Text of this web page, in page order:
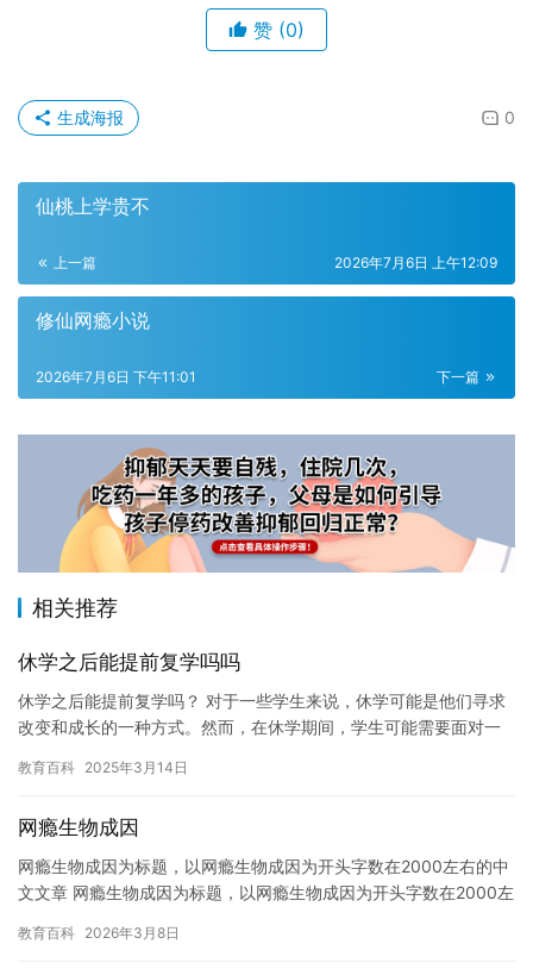
赞 (0)
0
生成海报
仙桃上学贵不
上一篇 2026年7月6日 上午12:09
修仙网瘾小说
下一篇
2026年7月6日 下午11:01
相关推荐
休学之后能提前复学吗吗
休学之后能提前复学吗？ 对于一些学生来说，休学可能是他们寻求
改变和成长的一种方式。然而，在休学期间，学生可能需要面对一
做出…
教育百科 2025年3月14日
网瘾生物成因
网瘾生物成因为标题，以网瘾生物成因为开头字数在2000左右的中
文文章 网瘾生物成因为标题，以网瘾生物成因为开头字数在2000左
教育百科 2026年3月8日